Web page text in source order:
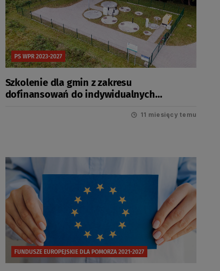
PS WPR 2023-2027
Szkolenie dla gmin z zakresu
dofinansowań do indywidualnych
11 miesięcy temu
FUNDUSZE EUROPEJSKIE DLA POMORZA 2021-2027